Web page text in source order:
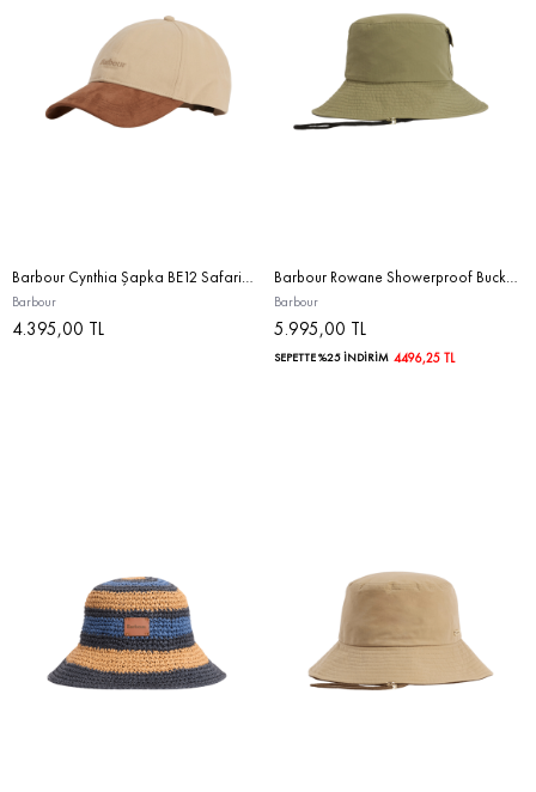
Barbour Cynthia Şapka BE12 Safari/Tan
Barbour
4.395,00 TL
Barbour Rowane Showerproof Bucket Şapka OL51 Bleached Olive
Barbour
5.995,00 TL
SEPETTE %25 İNDİRİM 4496,25 TL